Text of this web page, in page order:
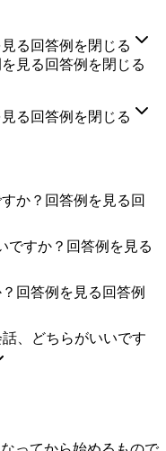
る 回答例を閉じる
見る 回答例を閉じる
る 回答例を閉じる
か？ 回答例を見る 回
ですか？ 回答例を見る
回答例を見る 回答例
、どちらがいいです